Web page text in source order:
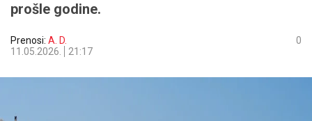
prošle godine.
Prenosi: A. D.
11.05.2026.
21:17
0